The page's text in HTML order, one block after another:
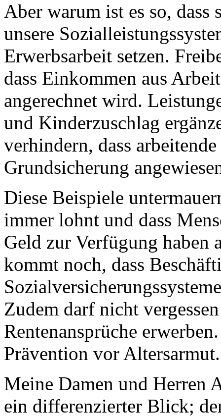
Aber warum ist es so,
unsere
Erwerbsarbeit setzen.
dass Einkommen aus
angerechnet wird.
und Kinderzuschlag
verhindern, dass
Grundsicherung
Diese Beispiele
immer lohnt und dass
Geld zur Verfügung haben
kommt noch, dass
Zudem darf nicht
Rentenansprüche
Prävention vor Altersarmut.
Meine Damen und Herren
ein differenzierter Blick;